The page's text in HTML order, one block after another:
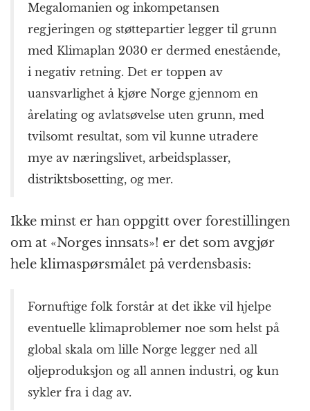
Megalomanien og inkompetansen
regjeringen og støttepartier legger til grunn
med Klimaplan 2030 er dermed enestående,
i negativ retning. Det er toppen av
uansvarlighet å kjøre Norge gjennom en
årelating og avlatsøvelse uten grunn, med
tvilsomt resultat, som vil kunne utradere
mye av næringslivet, arbeidsplasser,
distriktsbosetting, og mer.
Ikke minst er han oppgitt over forestillingen
om at «Norges innsats»! er det som avgjør
hele klimaspørsmålet på verdensbasis:
Fornuftige folk forstår at det ikke vil hjelpe
eventuelle klimaproblemer noe som helst på
global skala om lille Norge legger ned all
oljeproduksjon og all annen industri, og kun
sykler fra i dag av.